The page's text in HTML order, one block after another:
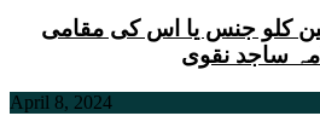
کلو جنس یا اس کی مقامی
ساجد نقوی
April 8, 2024